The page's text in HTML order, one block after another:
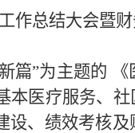
作总结大会暨
篇”为主题的 《
医疗服务、
、绩效考核